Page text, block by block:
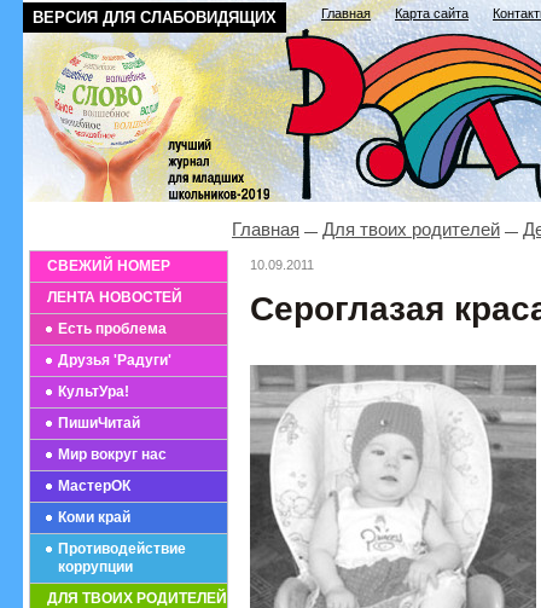
ВЕРСИЯ ДЛЯ СЛАБОВИДЯЩИХ Главная Карта сайта
СВЕЖИЙ НОМЕР
ЛЕНТА НОВОСТЕЙ
Есть проблема
Друзья 'Радуги'
КультУра!
ПишиЧитай
Мир вокруг нас
МастерОК
Коми край
Противодействие
коррупции
ДЛЯ ТВОИХ РОДИТЕЛЕЙ
Главная Для твоих родителей
10.09.2011
Сероглазая